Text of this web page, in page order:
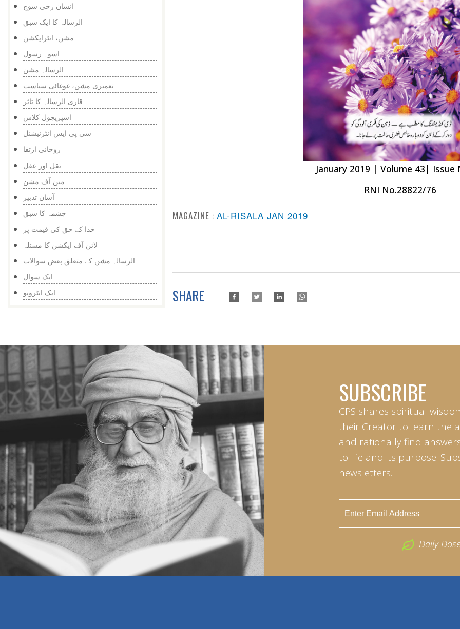
January 2019 | Volume 43| Issue
RNI No.28822/76
MAGAZINE : AL-RISALA JAN 2019
SHARE
انسان رخی سوچ
الرسالہ کا ایک سبق
مشن، انٹرایکشن
اسوہ رسول
الرسالہ مشن
تعمیری مشن، غوغائی سیاست
قاری الرسالہ کا تاثر
اسپریچول کلاس
سی پی ایس انٹرنیشنل
روحانی ارتقا
نقل اور عقل
مین آف مشن
آسان تدبیر
چشمہ کا سبق
خدا کے حق کی قیمت پر
لائن آف ایکشن کا مسئلہ
الرسالہ مشن کے متعلق بعض سوالات
ایک سوال
ایک انٹرویو
SUBSCRIBE
CPS shares spiritual
their Creator to learn the
and rationally find
to life and its purpose.
newsletters.
Daily